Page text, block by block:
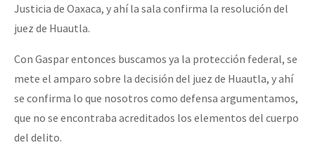
Justicia de Oaxaca, y ahí la sala confirma la resolución del
juez de Huautla.
Con Gaspar entonces buscamos ya la protección federal, se
mete el amparo sobre la decisión del juez de Huautla, y ahí
se confirma lo que nosotros como defensa argumentamos,
que no se encontraba acreditados los elementos del cuerpo
del delito.